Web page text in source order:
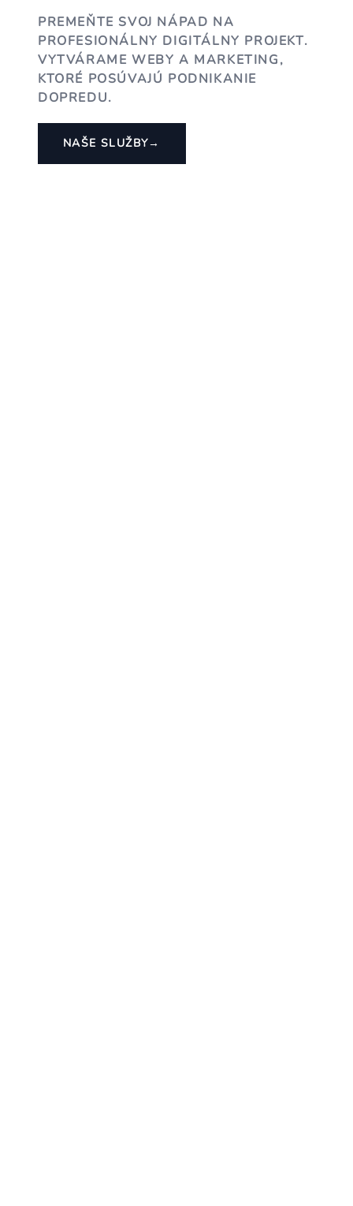
PREMEŇTE SVOJ NÁPAD NA
PROFESIONÁLNY DIGITÁLNY PROJEKT.
VYTVÁRAME WEBY A MARKETING,
KTORÉ POSÚVAJÚ PODNIKANIE
DOPREDU.
NAŠE SLUŽBY→